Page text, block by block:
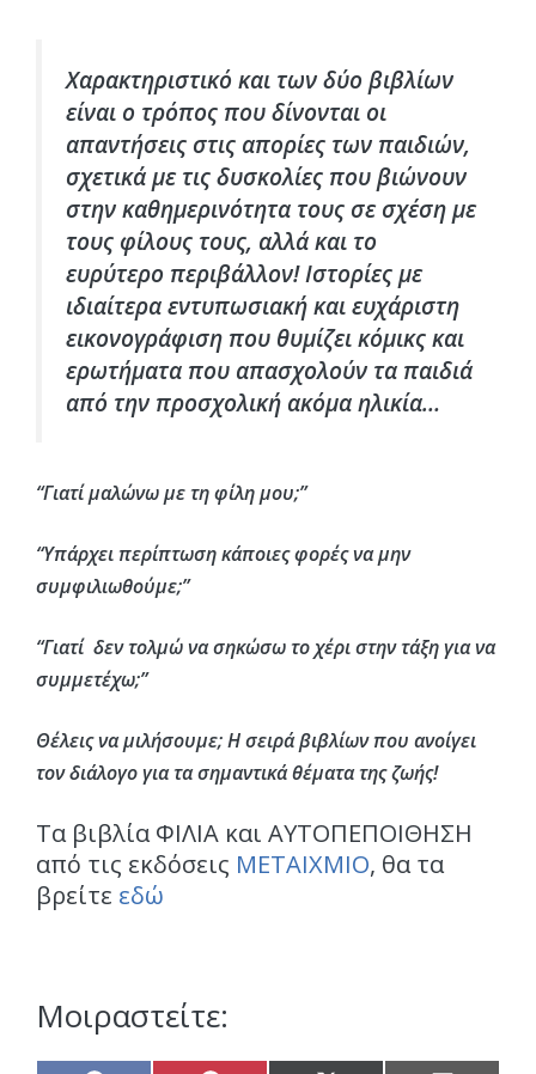
Χαρακτηριστικό και των δύο βιβλίων
είναι ο τρόπος που δίνονται οι
απαντήσεις στις απορίες των παιδιών,
σχετικά με τις δυσκολίες που βιώνουν
στην καθημερινότητα τους σε σχέση με
τους φίλους τους, αλλά και το
ευρύτερο περιβάλλον! Ιστορίες με
ιδιαίτερα εντυπωσιακή και ευχάριστη
εικονογράφιση που θυμίζει κόμικς και
ερωτήματα που απασχολούν τα παιδιά
από την προσχολική ακόμα ηλικία…
“Γιατί μαλώνω με τη φίλη μου;”
“Υπάρχει περίπτωση κάποιες φορές να μην
συμφιλιωθούμε;”
“Γιατί δεν τολμώ να σηκώσω το χέρι στην τάξη για να
συμμετέχω;”
Θέλεις να μιλήσουμε; Η σειρά βιβλίων που ανοίγει
τον διάλογο για τα σημαντικά θέματα της ζωής!
Τα βιβλία ΦΙΛΙΑ και ΑΥΤΟΠΕΠΟΙΘΗΣΗ
από τις εκδόσεις ΜΕΤΑΙΧΜΙΟ, θα τα
βρείτε εδώ
Μοιραστείτε: